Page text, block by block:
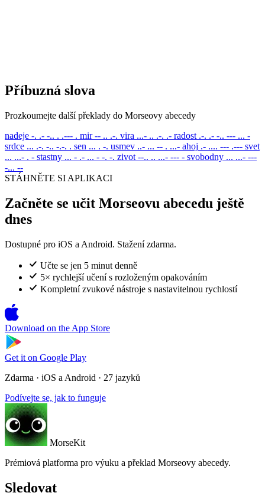
Příbuzná slova
Prozkoumejte další překlady do Morseovy abecedy
nadeje -. .- -.. . .--- . mir -- .. .-. vira ...- .. .-. .- radost .-. .- -.. --- ... -
srdce ... .-. -.. -.-. . sen ... . -. usmev ..- ... -- . ...- ahoj .- .... --- .--- svet
... ...- . - stastny ... - .- ... - -. -. zivot --.. .. ...- --- - svobodny ... ...- ---
-... --
STÁHNĚTE SI APLIKACI
Začněte se učit Morseovu abecedu ještě
dnes
Dostupné pro iOS a Android. Stažení zdarma.
Učte se jen 5 minut denně
5× rychlejší učení s rozloženým opakováním
Kompletní zvukové nástroje s nastavitelnou rychlostí
Download on the App Store
Get it on Google Play
Zdarma · iOS a Android · 27 jazyků
Podívejte se, jak to funguje
MorseKit
Prémiová platforma pro výuku a překlad Morseovy abecedy.
Sledovat